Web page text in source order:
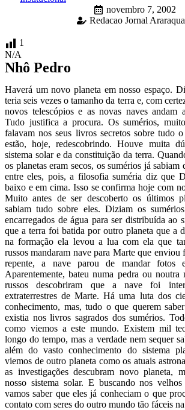
novembro 7, 2002
Redacao Jornal
1
N/A
Nhô Pedro
Haverá um novo planeta em nosso espaço.
teria seis vezes o tamanho da terra e, com
novos telescópios e as novas naves andam
Tudo justifica a procura. Os sumérios,
falavam nos seus livros secretos sobre tudo
estão, hoje, redescobrindo. Houve muita
sistema solar e da constituição da terra.
os planetas eram secos, os sumérios já sabiam
entre eles, pois, a filosofia suméria diz que
baixo e em cima. Isso se confirma hoje com
Muito antes de ser descoberto os últimos
sabiam tudo sobre eles. Diziam os
encarregados de água para ser distribuída ao
que a terra foi batida por outro planeta que a
na formação ela levou a lua com ela que
russos mandaram nave para Marte que enviou
repente, a nave parou de mandar fotos
Aparentemente, bateu numa pedra ou noutra
russos descobriram que a nave foi
extraterrestres de Marte. Há uma luta dos
conhecimento, mas, tudo o que querem
existia nos livros sagrados dos sumérios.
como viemos a este mundo. Existem mil
longo do tempo, mas a verdade nem sequer
além do vasto conhecimento do sistema
viemos de outro planeta como os atuais
as investigações descubram novo planeta,
nosso sistema solar. E buscando nos
vamos saber que eles já conheciam o que
contato com seres do outro mundo tão fáceis